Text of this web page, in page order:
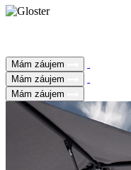
Mám záujem
Mám záujem
Mám záujem